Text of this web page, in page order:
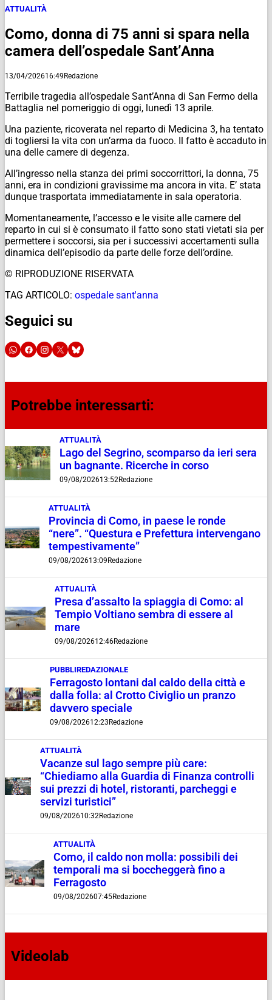
ATTUALITÀ
Como, donna di 75 anni si spara nella
camera dell’ospedale Sant’Anna
13/04/202616:49Redazione
Terribile tragedia all’ospedale Sant’Anna di San Fermo della
Battaglia nel pomeriggio di oggi, lunedì 13 aprile.
Una paziente, ricoverata nel reparto di Medicina 3, ha tentato
di togliersi la vita con un’arma da fuoco. Il fatto è accaduto in
una delle camere di degenza.
All’ingresso nella stanza dei primi soccorrittori, la donna, 75
anni, era in condizioni gravissime ma ancora in vita. E’ stata
dunque trasportata immediatamente in sala operatoria.
Momentaneamente, l’accesso e le visite alle camere del
reparto in cui si è consumato il fatto sono stati vietati sia per
permettere i soccorsi, sia per i successivi accertamenti sulla
dinamica dell’episodio da parte delle forze dell’ordine.
© RIPRODUZIONE RISERVATA
TAG ARTICOLO: ospedale sant'anna
Seguici su
Potrebbe interessarti:
ATTUALITÀ
Lago del Segrino, scomparso da ieri sera
un bagnante. Ricerche in corso
09/08/202613:52Redazione
ATTUALITÀ
Provincia di Como, in paese le ronde
“nere”. “Questura e Prefettura intervengano
tempestivamente”
09/08/202613:09 Redazione
ATTUALITÀ
Presa d’assalto la spiaggia di Como: al
Tempio Voltiano sembra di essere al
mare
09/08/202612:46Redazione
PUBBLIREDAZIONALE
Ferragosto lontani dal caldo della città e
dalla folla: al Crotto Civiglio un pranzo
davvero speciale
09/08/202612:23 Redazione
ATTUALITÀ
Vacanze sul lago sempre più care:
“Chiediamo alla Guardia di Finanza controlli
sui prezzi di hotel, ristoranti, parcheggi e
servizi turistici”
09/08/202610:32Redazione
ATTUALITÀ
Como, il caldo non molla: possibili dei
temporali ma si boccheggerà fino a
Ferragosto
09/08/202607:45Redazione
Videolab